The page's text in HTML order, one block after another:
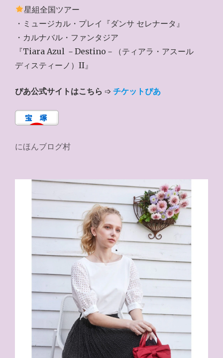
星組全国ツアー
・ミュージカル・プレイ『ダンサ セレナータ』
・カルナバル・ファンタジア
『Tiara Azul －Destino－（ティアラ・アスール
ディスティーノ）II』
ぴあ公式サイトはこちら ➩ チケットぴあ
にほんブログ村